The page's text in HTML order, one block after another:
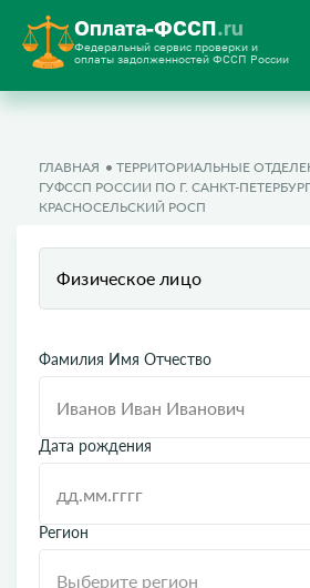
Оплата-ФССП.ru
Федеральный сервис проверки и
оплаты задолженностей ФССП России
ГЛАВНАЯ
ТЕРРИТОРИАЛЬНЫЕ
ГУФССП РОССИИ ПО Г. САНКТ-
КРАСНОСЕЛЬСКИЙ РОСП
Физическое лицо
Фамилия Имя Отчество
Дата рождения
Регион